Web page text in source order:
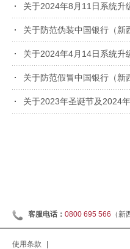
关于2024年8月11日系统升
关于防范伪装中国银行（
关于2024年4月14日系统升
关于防范假冒中国银行（新
关于2023年圣诞节及2024
客服电话： 0800 695 566 （
使用条款